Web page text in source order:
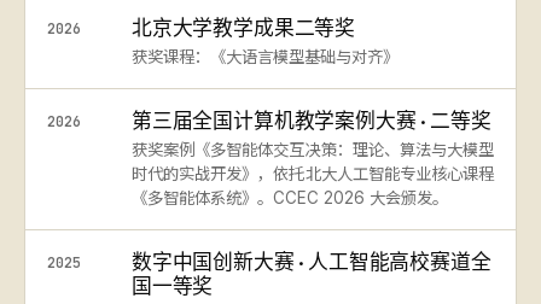
2026 北京大学教学成果二等奖
获奖课程：《大语言模型基础与对齐》
2026 第三届全国计算机教学案例大赛 · 二等奖
获奖案例《多智能体交互决策：理论、算法与大模型
时代的实战开发》，依托北大人工智能专业核心课程
《多智能体系统》。CCEC 2026 大会颁发。
2025
数字中国创新大赛 · 人工智能高校赛道全
国一等奖